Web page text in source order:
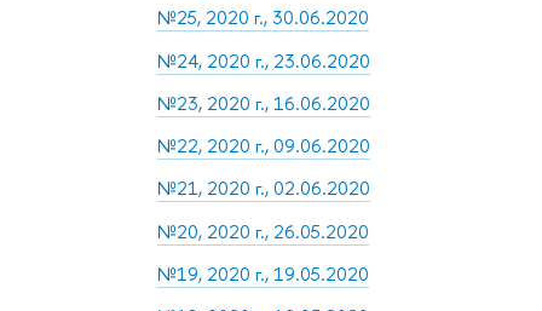
№25, 2020 г., 30.06.2020
№24, 2020 г., 23.06.2020
№23, 2020 г., 16.06.2020
№22, 2020 г., 09.06.2020
№21, 2020 г., 02.06.2020
№20, 2020 г., 26.05.2020
№19, 2020 г., 19.05.2020